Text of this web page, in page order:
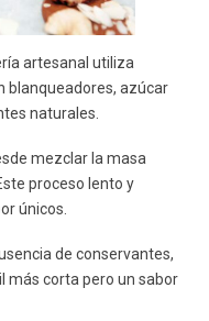
artesanal utiliza
blanqueadores, azúcar
naturales.
mezclar la masa
proceso lento y
únicos.
de conservantes,
más corta pero un sabor